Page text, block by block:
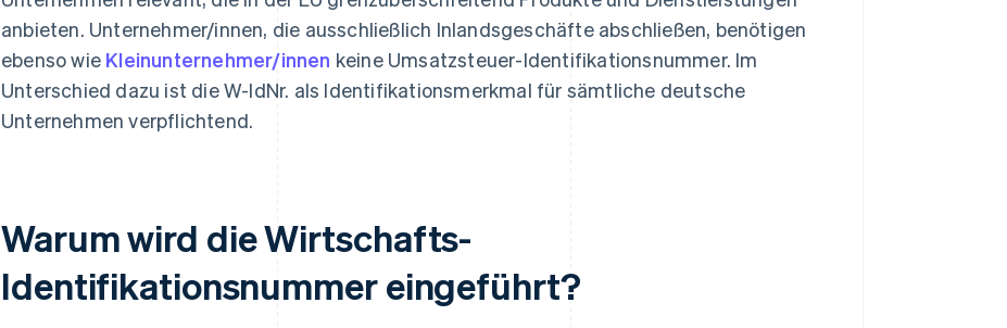
anbieten. Unternehmer/innen, die ausschließlich Inlandsgeschäfte abschließen, benötigen
ebenso wie Kleinunternehmer/innen keine Umsatzsteuer-Identifikationsnummer. Im
Unterschied dazu ist die W-IdNr. als Identifikationsmerkmal für sämtliche deutsche
Unternehmen verpflichtend.
Warum wird die Wirtschafts-
Identifikationsnummer eingeführt?